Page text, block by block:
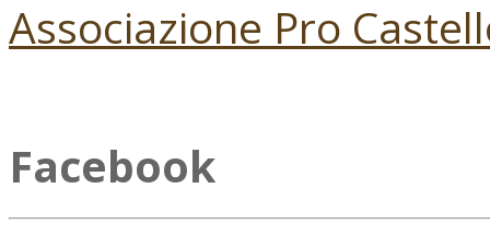
Associazione Pro
Facebook